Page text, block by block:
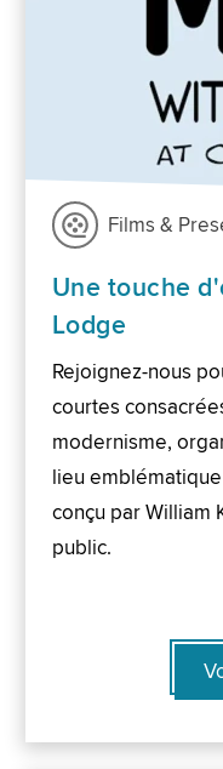
Films &
Une touche
Lodge
Rejoignez-nous
courtes
modernisme,
lieu
conçu par William
public.